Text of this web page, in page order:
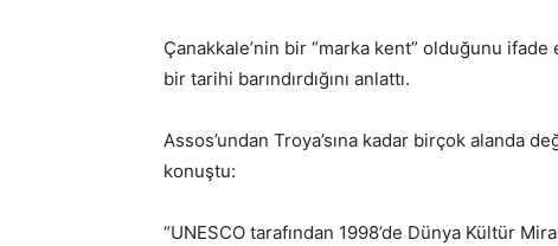
Çanakkale’nin bir “marka kent” olduğunu
bir tarihi barındırdığını anlattı.
Assos’undan Troya’sına kadar birçok alanda
konuştu:
“UNESCO tarafından 1998’de Dünya Kültür